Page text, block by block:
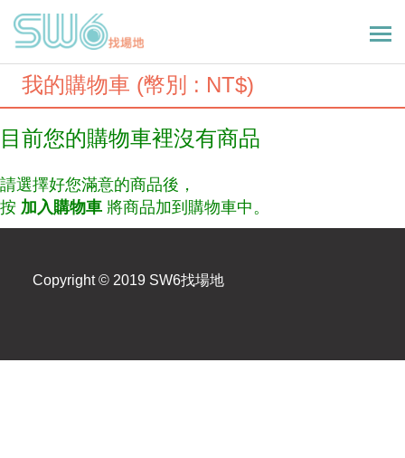
我的購物車 (幣別 : NT$)
目前您的購物車裡沒有商品
請選擇好您滿意的商品後，
按 加入購物車 將商品加到購物車中。
Copyright © 2019 SW6找場地